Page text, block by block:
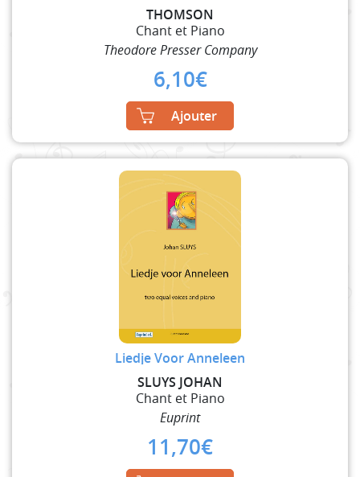
THOMSON
Chant et Piano
Theodore Presser Company
6,10€
Ajouter
Liedje Voor Anneleen
SLUYS JOHAN
Chant et Piano
Euprint
11,70€